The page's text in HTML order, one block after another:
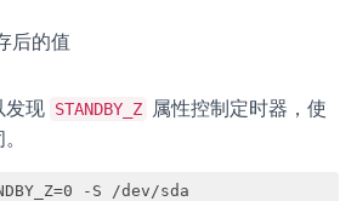
后的值
发现 STANDBY_Z
属性控制定时器，使
-S /dev/sda